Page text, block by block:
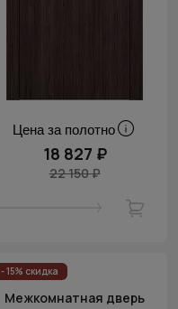
Цена за полотно
18 827 ₽
22 150 ₽
- 15% скидка
Межкомнатная дверь